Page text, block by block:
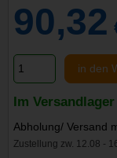
90,32
in den
Im Versandlager
Abholung/ Versand
Zustellung zw. 12.08 -